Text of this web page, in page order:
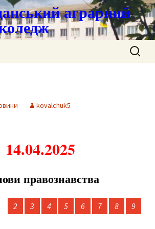
аграрний
Пошук:
kovalchuk5
14.04.2025
правознавства
2 3 4 5 6 7 8 9